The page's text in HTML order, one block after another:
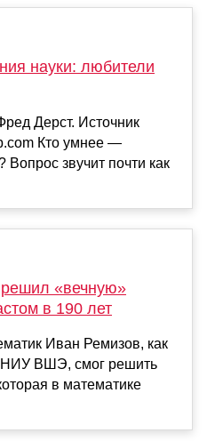
науки: любители
Дерст. Источник
Кто умнее —
Вопрос звучит почти как
«вечную»
в 190 лет
Иван Ремизов, как
НИУ ВШЭ, смог решить
в математике